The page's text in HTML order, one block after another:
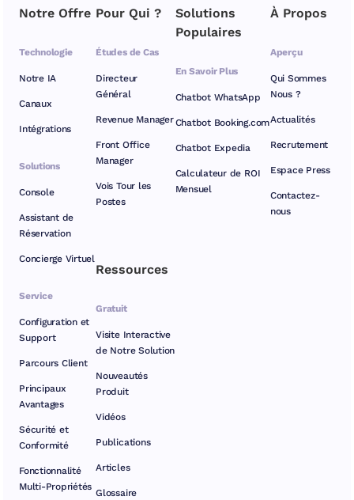
Notre Offre
Technologie
Notre IA
Canaux
Intégrations
Solutions
Console
Assistant de
Réservation
Concierge Virtuel
Service
Configuration et
Support
Parcours Client
Principaux
Avantages
Sécurité et
Conformité
Fonctionnalité
Multi-Propriétés
Pour Qui ?
Études de Cas
Directeur
Général
Revenue Manager
Front Office
Manager
Vois Tour les
Postes
Ressources
Gratuit
Visite Interactive
de Notre Solution
Nouveautés
Produit
Vidéos
Publications
Articles
Glossaire
À Propos
Aperçu
Qui Sommes
Nous ?
Actualités
Recrutement
Espace Press
Contactez-
nous
Solutions
Populaires
En Savoir Plus
Chatbot WhatsApp
Chatbot Booking.com
Chatbot Expedia
Calculateur de ROI
Mensuel